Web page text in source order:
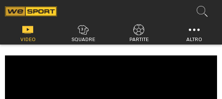
Vai
al
contenuto
VIDEO SQUADRE PARTITE ALTRO